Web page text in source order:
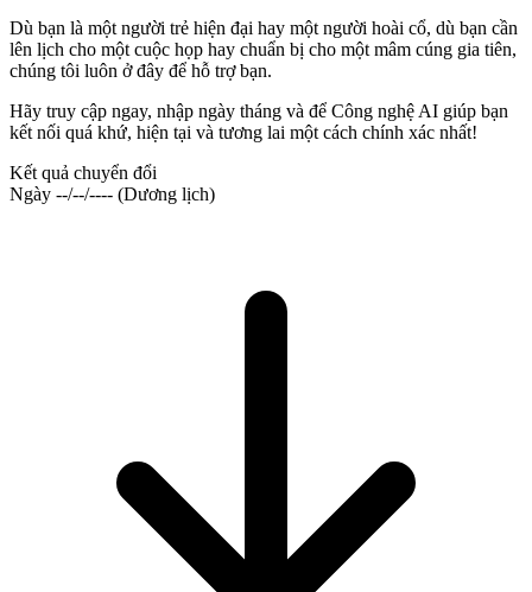
Dù bạn là một người trẻ hiện đại hay một người hoài cổ, dù bạn cần
lên lịch cho một cuộc họp hay chuẩn bị cho một mâm cúng gia tiên,
chúng tôi luôn ở đây để hỗ trợ bạn.
Hãy truy cập ngay, nhập ngày tháng và để Công nghệ AI giúp bạn
kết nối quá khứ, hiện tại và tương lai một cách chính xác nhất!
Kết quả chuyển đổi
Ngày --/--/---- (Dương lịch)